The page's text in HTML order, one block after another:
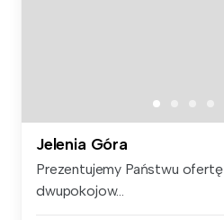
Jelenia Góra
Prezentujemy Państwu
dwupokojow...